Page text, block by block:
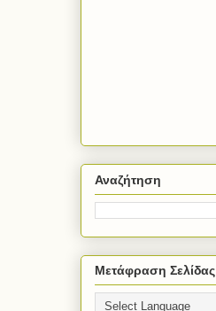
Αναζήτηση
Μετάφραση Σελίδας